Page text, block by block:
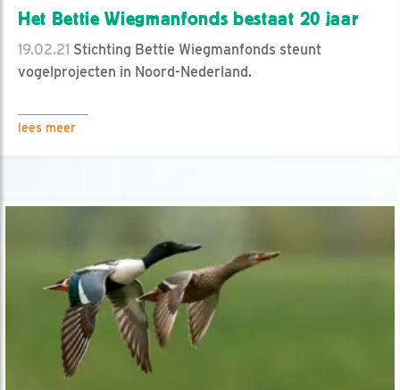
Het Bettie Wiegmanfonds bestaat 20 jaar
19.02.21 Stichting Bettie Wiegmanfonds steunt
vogelprojecten in Noord-Nederland.
lees meer